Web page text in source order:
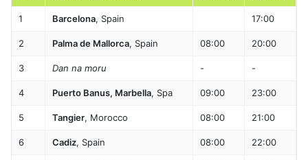
1 Barcelona, Spain 17:00
2 Palma de Mallorca, Spain 08:00 20:00
3 Dan na moru - -
4 Puerto Banus, Marbella, Spa 09:00 23:00
5 Tangier, Morocco 08:00 21:00
6 Cadiz, Spain 08:00 22:00